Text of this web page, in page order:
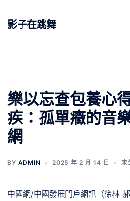
影子在跳舞
樂以忘查包養心
疾：孤單癥的音
網
BY ADMIN 2025 年 2 月 14 日 未
中國網/中國發展門戶網訊（徐林